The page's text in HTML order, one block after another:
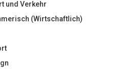
und Verkehr
(Wirtschaftlich)